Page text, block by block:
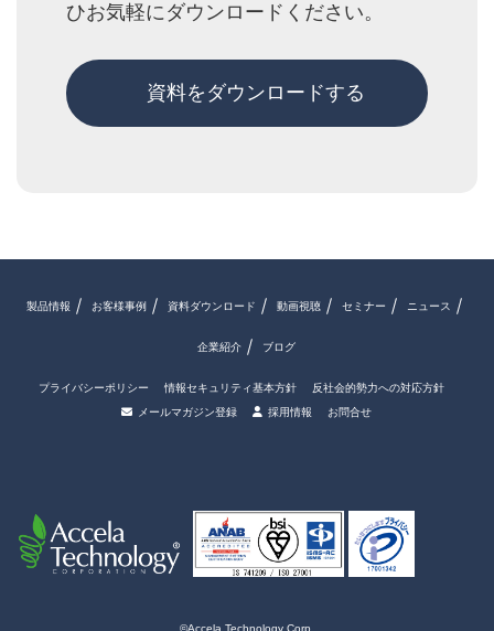
ひお気軽にダウンロードください。
資料をダウンロードする
製品情報 お客様事例 資料ダウンロード 動画視聴 セミナー ニュース
企業紹介 ブログ
プライバシーポリシー 情報セキュリティ基本方針
反社会的勢力への対応方針
メールマガジン登録
採用情報 お問合せ
©Accela Technology Corp.